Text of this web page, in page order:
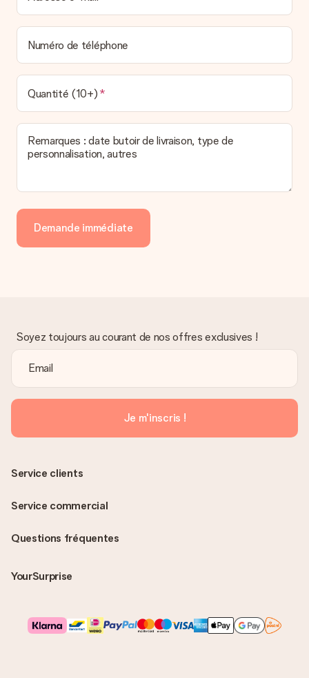
Numéro de téléphone
Quantité (10+)
Remarques : date butoir de livraison, type de
personnalisation, autres
Demande immédiate
Soyez toujours au courant de nos offres exclusives !
Je m'inscris !
Questions fréquentes
YourSurprise
Service clients
Service commercial